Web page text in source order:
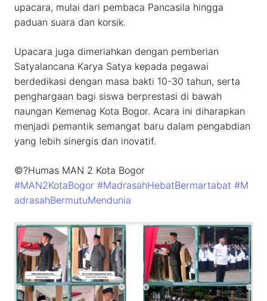
upacara, mulai dari pembaca Pancasila hingga
paduan suara dan korsik.
Upacara juga dimeriahkan dengan pemberian
Satyalancana Karya Satya kepada pegawai
berdedikasi dengan masa bakti 10-30 tahun, serta
penghargaan bagi siswa berprestasi di bawah
naungan Kemenag Kota Bogor. Acara ini diharapkan
menjadi pemantik semangat baru dalam pengabdian
yang lebih sinergis dan inovatif.
©?Humas MAN 2 Kota Bogor
#MAN2KotaBogor #MadrasahHebatBermartabat #M
adrasahBermutuMendunia